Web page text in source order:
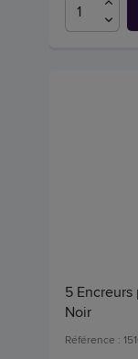
5
Noir
Référence :